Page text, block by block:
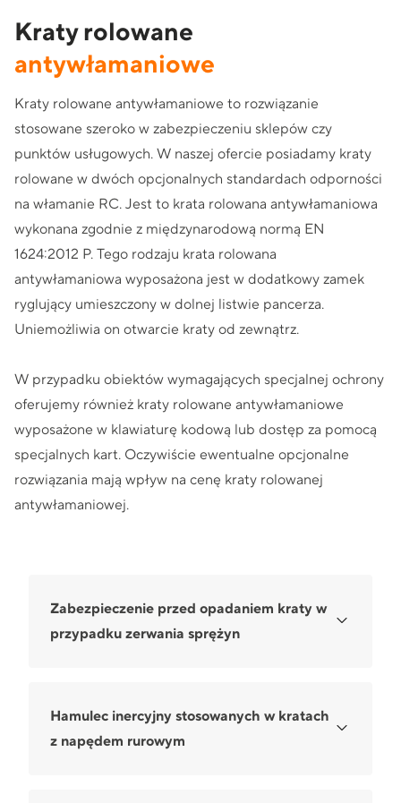
Kraty rolowane
antywłamaniowe
Kraty rolowane antywłamaniowe to rozwiązanie
stosowane szeroko w zabezpieczeniu sklepów czy
punktów usługowych. W naszej ofercie posiadamy kraty
rolowane w dwóch opcjonalnych standardach odporności
na włamanie RC. Jest to krata rolowana antywłamaniowa
wykonana zgodnie z międzynarodową normą EN
1624:2012 P. Tego rodzaju krata rolowana
antywłamaniowa wyposażona jest w dodatkowy zamek
ryglujący umieszczony w dolnej listwie pancerza.
Uniemożliwia on otwarcie kraty od zewnątrz.
W przypadku obiektów wymagających specjalnej ochrony
oferujemy również kraty rolowane antywłamaniowe
wyposażone w klawiaturę kodową lub dostęp za pomocą
specjalnych kart. Oczywiście ewentualne opcjonalne
rozwiązania mają wpływ na cenę kraty rolowanej
antywłamaniowej.
Zabezpieczenie przed opadaniem kraty w
przypadku zerwania sprężyn
mających na celu poprawę bezpieczeństwa
użytkowania. Standardowym rozwiązaniem jest
Hamulec inercyjny stosowanych w kratach
z napędem rurowym